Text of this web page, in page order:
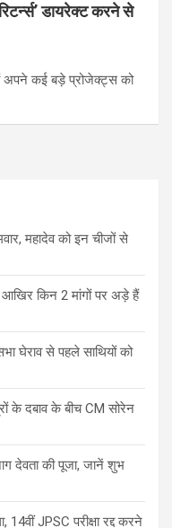
डायरेक्ट करने से
अपने कई बड़े प्रोजेक्ट्स को
महादेव को इन चीजों से
आखिर किन 2 मांगों पर अड़े हैं
घेराव से पहले साथियों को
के दबाव के बीच CM सोरेन
देवता की पूजा, जानें शुभ
JPSC परीक्षा रद्द करने